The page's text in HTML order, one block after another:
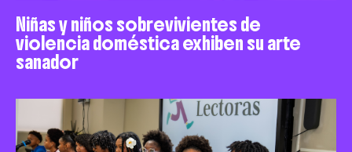
Niñas y niños sobrevivientes de
violencia doméstica exhiben su arte
sanador